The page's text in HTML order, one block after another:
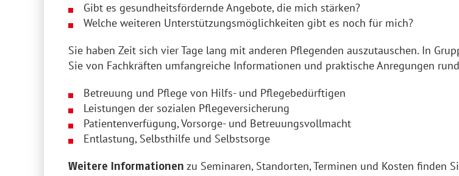
Gibt es gesundheitsfördernde Angebote, die mich stärken?
Welche weiteren Unterstützungsmöglichkeiten gibt es noch für mich?
Sie haben Zeit sich vier Tage lang mit anderen Pflegenden auszutauschen. In
Sie von Fachkräften umfangreiche Informationen und praktische Anregungen
Betreuung und Pflege von Hilfs- und Pflegebedürftigen
Leistungen der sozialen Pflegeversicherung
Patientenverfügung, Vorsorge- und Betreuungsvollmacht
Entlastung, Selbsthilfe und Selbstsorge
Weitere Informationen zu Seminaren, Standorten, Terminen und Kosten finden